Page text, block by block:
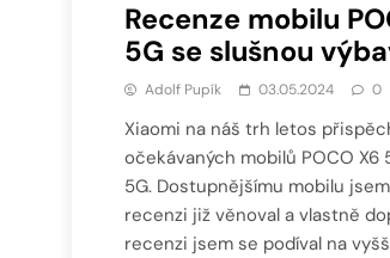
Recenze mobilu
5G se slušnou
Adolf Pupík 03.05.2024 0
Xiaomi na náš trh letos
očekávaných mobilů POCO X6
5G. Dostupnějšímu mobilu
recenzi již věnoval a vlastně
recenzi jsem se podíval na